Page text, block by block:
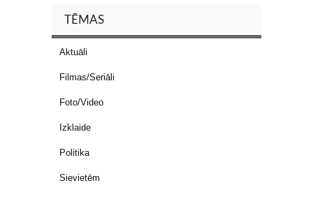
TĒMAS
Aktuāli
Filmas/Seriāli
Foto/Video
Izklaide
Politika
Sievietēm